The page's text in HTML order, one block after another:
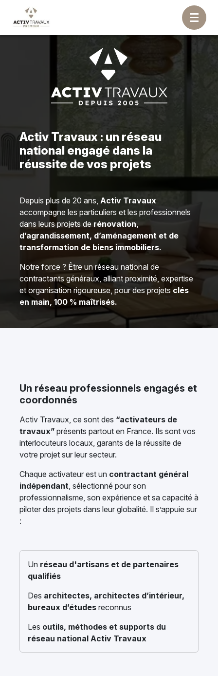
Activ Travaux : un réseau
national engagé dans la
réussite de vos projets
Depuis plus de 20 ans, Activ Travaux
accompagne les particuliers et les professionnels
dans leurs projets de rénovation,
d’agrandissement, d’aménagement et de
transformation de biens immobiliers.
Notre force ? Être un réseau national de
contractants généraux, alliant proximité, expertise
et organisation rigoureuse, pour des projets clés
en main, 100 % maîtrisés.
Un réseau professionnels engagés et
coordonnés
Activ Travaux, ce sont des “activateurs de
travaux” présents partout en France. Ils sont vos
interlocuteurs locaux, garants de la réussite de
votre projet sur leur secteur.
Chaque activateur est un contractant général
indépendant, sélectionné pour son
professionnalisme, son expérience et sa capacité à
piloter des projets dans leur globalité. Il s’appuie sur
:
Un réseau d'artisans et de partenaires
qualifiés
Des architectes, architectes d’intérieur,
bureaux d’études reconnus
Les outils, méthodes et supports du
réseau national Activ Travaux